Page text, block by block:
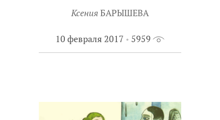
Ксения БАРЫШЕВА
10 февраля 2017 5959